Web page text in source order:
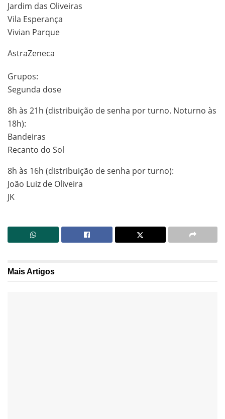
Jardim das Oliveiras
Vila Esperança
Vivian Parque
AstraZeneca
Grupos:
Segunda dose
8h às 21h (distribuição de senha por turno. Noturno às
18h):
Bandeiras
Recanto do Sol
8h às 16h (distribuição de senha por turno):
João Luiz de Oliveira
JK
MaisArtigos